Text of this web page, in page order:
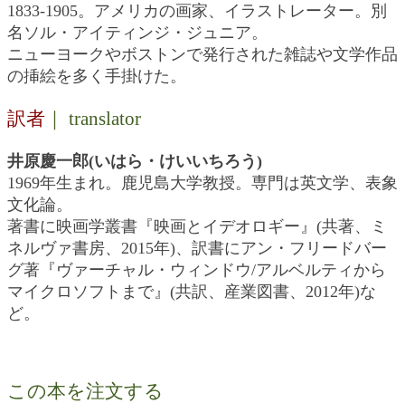
1833-1905。アメリカの画家、イラストレーター。別
名ソル・アイティンジ・ジュニア。
ニューヨークやボストンで発行された雑誌や文学作品
の挿絵を多く手掛けた。
訳者 ｜ translator
井原慶一郎(いはら・けいいちろう)
1969年生まれ。鹿児島大学教授。専門は英文学、表象
文化論。
著書に映画学叢書『映画とイデオロギー』(共著、ミ
ネルヴァ書房、2015年)、訳書にアン・フリードバー
グ著『ヴァーチャル・ウィンドウ/アルベルティから
マイクロソフトまで』(共訳、産業図書、2012年)な
ど。
この本を注文する